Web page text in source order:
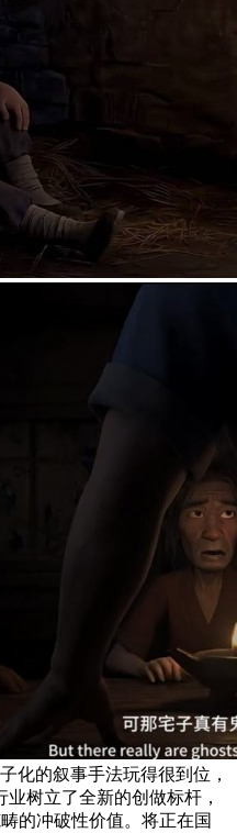
化的叙事手法玩得很到位，
业树立了全新的创做标杆，
的冲破性价值。将正在国